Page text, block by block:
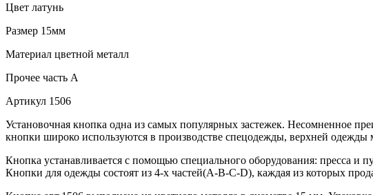
Цвет латунь
Размер 15мм
Материал цветной металл
Прочее часть A
Артикул 1506
Установочная кнопка одна из самых популярных застежек. Несомненное
кнопки широко используются в производстве спецодежды, верхней
Кнопка устанавливается с помощью специального оборудования: пресса и
Кнопки для одежды состоят из 4-х частей(А-В-С-D), каждая из которых